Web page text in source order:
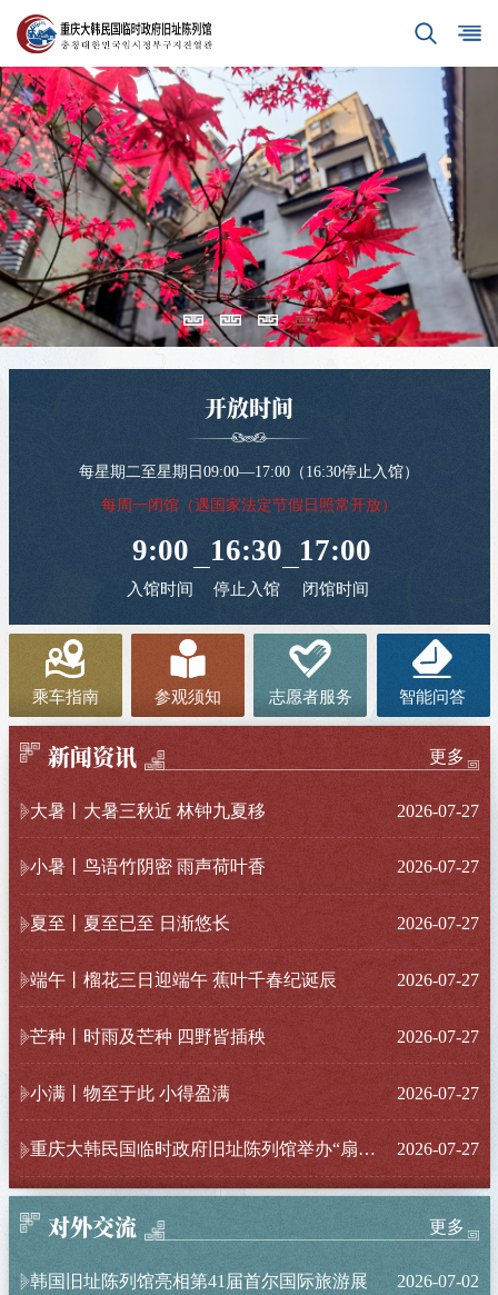
新闻资讯 更多
大暑丨大暑三秋近 林钟九夏移 2026-07-27
小暑丨鸟语竹阴密 雨声荷叶香 2026-07-27
夏至丨夏至已至 日渐悠长 2026-07-27
端午丨榴花三日迎端午 蕉叶千春纪诞辰 2026-07-27
芒种丨时雨及芒种 四野皆插秧 2026-07-27
小满丨物至于此 小得盈满 2026-07-27
重庆大韩民国临时政府旧址陈列馆举办“扇纳清凉—没骨花鸟画体验”活动 2026-07-27
对外交流 更多
韩国旧址陈列馆亮相第41届首尔国际旅游展 2026-07-02
开放时间
每星期二至星期日09:00—17:00（16:30停止入馆）
每周一闭馆（遇国家法定节假日照常开放）
9:00
入馆时间
—16:30
停止入馆
—17:00
闭馆时间
乘车指南 参观须知 志愿者服务 智能问答